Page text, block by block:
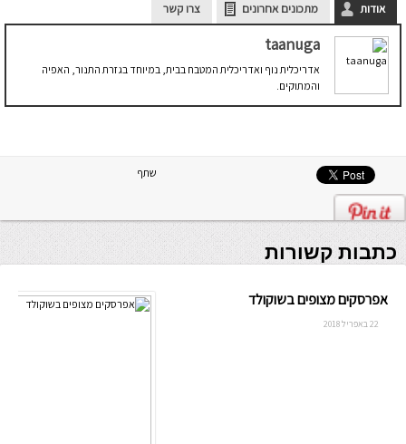
אודות מתכונים אחרונים צרו קשר
taanuga
אדריכלית נוף ואדריכלית המטבח בבית, במיוחד בגזרת התנור, האפיה
והמתוקים.
שתף
כתבות קשורות
אפרסקים מצופים בשוקולד
22 באפריל 2018